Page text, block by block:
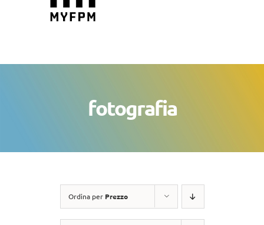
fotografia
Ordina per Prezzo